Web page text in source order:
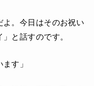
よ。今日はそのお祝い
と話すのです。
す」